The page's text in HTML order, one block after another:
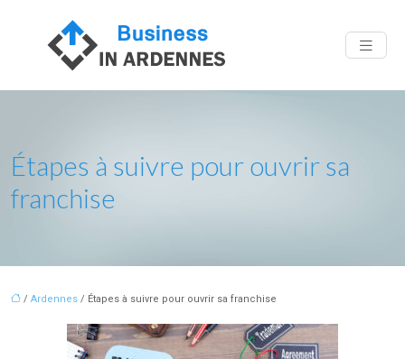
Étapes à suivre pour ouvrir sa
franchise
/ Ardennes / Étapes à suivre pour ouvrir sa franchise